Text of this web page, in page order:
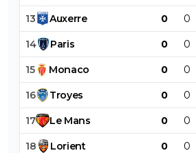
13 Auxerre 0 0
14 Paris 0 0
15 Monaco 0 0
16 Troyes 0 0
17 Le Mans 0 0
18 Lorient 0 0